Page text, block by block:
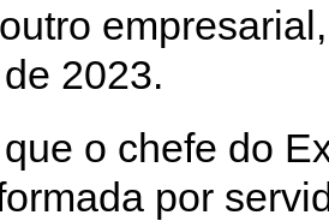
2023.
o chefe do
por